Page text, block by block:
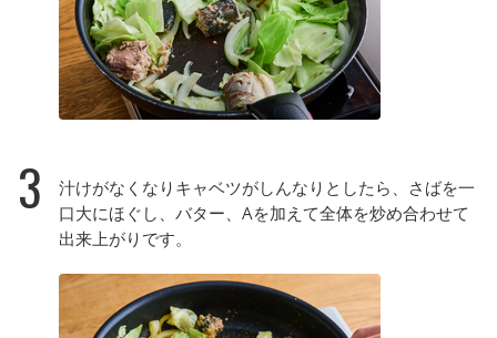
3
汁けがなくなりキャベツがしんなりとしたら、さばを一
口大にほぐし、バター、Aを加えて全体を炒め合わせて
出来上がりです。